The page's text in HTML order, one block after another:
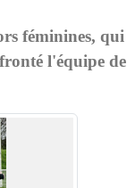
féminines, qui
l'équipe de